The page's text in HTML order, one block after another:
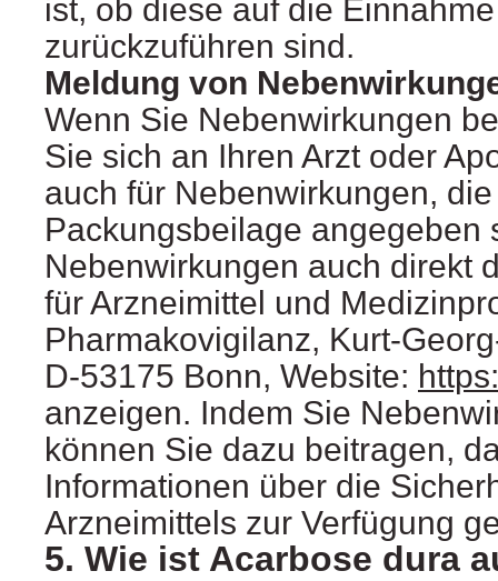
ist, ob diese auf die
zurückzuführen sind.
Meldung von
Wenn Sie Nebenwirkungen
Sie sich an Ihren Arzt oder
auch für Nebenwirkungen,
Packungsbeilage angegeben
Nebenwirkungen auch direkt
für Arzneimittel und
Pharmakovigilanz, Kurt-
D-53175 Bonn, Website:
anzeigen. Indem Sie
können Sie dazu beitragen,
Informationen über die
Arzneimittels zur Verfügung
5. Wie ist Acarbose dura